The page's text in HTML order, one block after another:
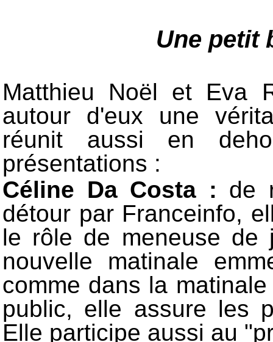
Une petit
Matthieu Noël et Eva
autour d'eux une
réunit aussi en
présentations :
Céline Da Costa : de
détour par Franceinfo,
le rôle de meneuse
nouvelle matinale
comme dans la
public, elle assure les
Elle participe aussi au